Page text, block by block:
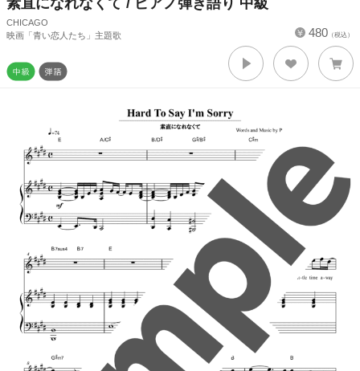
素直になれなくて / ピアノ弾き語り 中級
CHICAGO
映画「青い恋人たち」主題歌
480 （税込）